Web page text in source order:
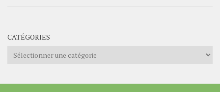
CATÉGORIES
Catégories